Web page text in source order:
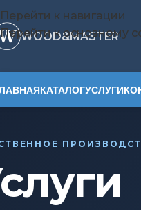
Перейти к навигации
Перейти к основному
WOOD&MASTER
КАТАЛОГУСЛУГИ